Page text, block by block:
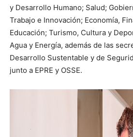
y Desarrollo Humano; Salud;
Trabajo e Innovación; Economía,
Educación; Turismo, Cultura y
Agua y Energía, además de las
Desarrollo Sustentable y de
junto a EPRE y OSSE.